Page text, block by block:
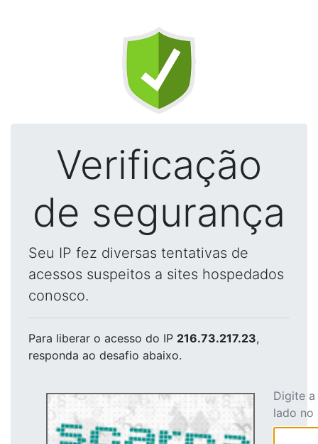
Verificação
de segurança
Seu IP fez diversas tentativas de
acessos suspeitos a sites hospedados
conosco.
Para liberar o acesso do IP 216.73.217.23,
responda ao desafio abaixo.
Digite
lado no